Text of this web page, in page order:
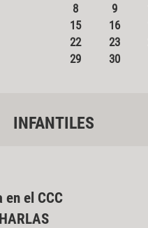
8
9
15
16
22
23
29
30
INFANTILES
el CCC